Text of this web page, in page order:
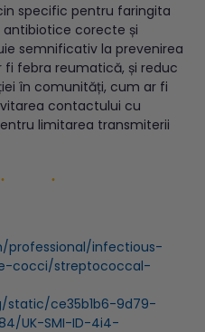
specific pentru faringita
corecte și
semnificativ la prevenirea
febra reumatică, și reduc
în comunități, cum ar fi
contactului cu
limitarea transmiterii
professional/infectious-
cocci/streptococcal-
static/ce35b1b6-9d79-
UK-SMI-ID-4i4-